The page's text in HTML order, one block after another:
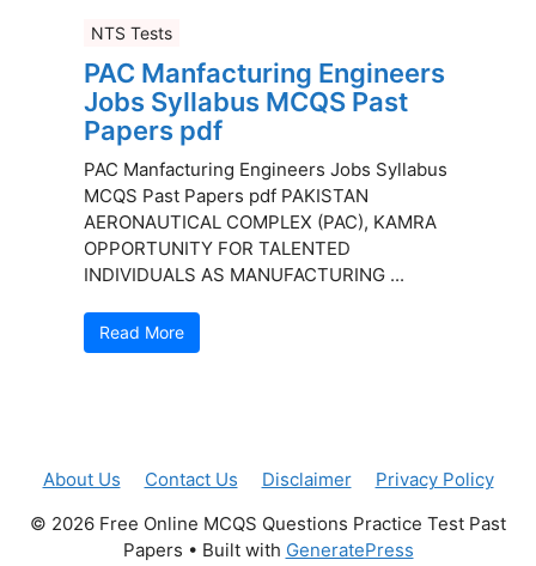
NTS Tests
PAC Manfacturing Engineers
Jobs Syllabus MCQS Past
Papers pdf
PAC Manfacturing Engineers Jobs Syllabus
MCQS Past Papers pdf PAKISTAN
AERONAUTICAL COMPLEX (PAC), KAMRA
OPPORTUNITY FOR TALENTED
INDIVIDUALS AS MANUFACTURING ...
Read More
About Us Contact Us Disclaimer
Privacy Policy
© 2026 Free Online MCQS Questions Practice Test Past
Papers • Built with GeneratePress